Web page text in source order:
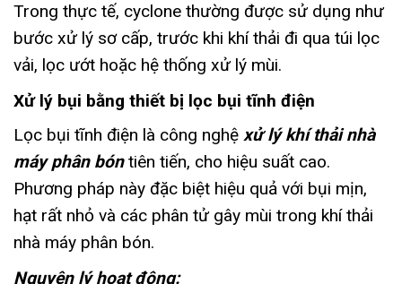
Trong thực tế, cyclone thường được sử dụng như
bước xử lý sơ cấp, trước khi khí thải đi qua túi lọc
vải, lọc ướt hoặc hệ thống xử lý mùi.
Xử lý bụi bằng thiết bị lọc bụi tĩnh điện
Lọc bụi tĩnh điện là công nghệ xử lý khí thải nhà
máy phân bóntiên tiến, cho hiệu suất cao.
Phương pháp này đặc biệt hiệu quả với bụi mịn,
hạt rất nhỏ và các phân tử gây mùi trong khí thải
nhà máy phân bón.
Nguyên lý hoạt động: